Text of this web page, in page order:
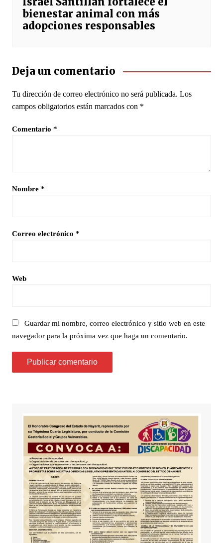
bienestar animal con más
adopciones responsables
Deja un comentario
Tu dirección de correo electrónico no será publicada. Los
campos obligatorios están marcados con *
Comentario *
Nombre *
Correo electrónico *
Web
Guardar mi nombre, correo electrónico y sitio web en este
navegador para la próxima vez que haga un comentario.